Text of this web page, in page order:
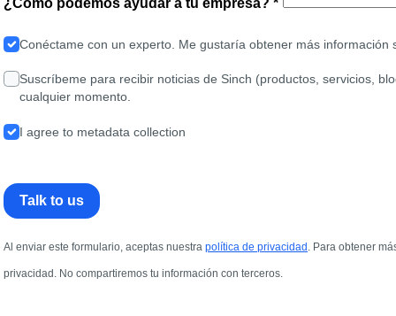
¿Cómo podemos ayudar a tu empresa? *
Conéctame con un experto. Me gustaría obtener más
Suscríbeme para recibir noticias de Sinch (productos, servicios,
cualquier momento.
I agree to metadata collection
Talk to us
Al enviar este formulario, aceptas nuestra política de privacidad . Para obtener
privacidad. No compartiremos tu información con terceros.